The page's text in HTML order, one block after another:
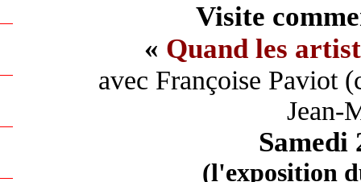
Visite
« Quand les
avec Françoise Paviot
Jean-
Samedi
(l'exposition